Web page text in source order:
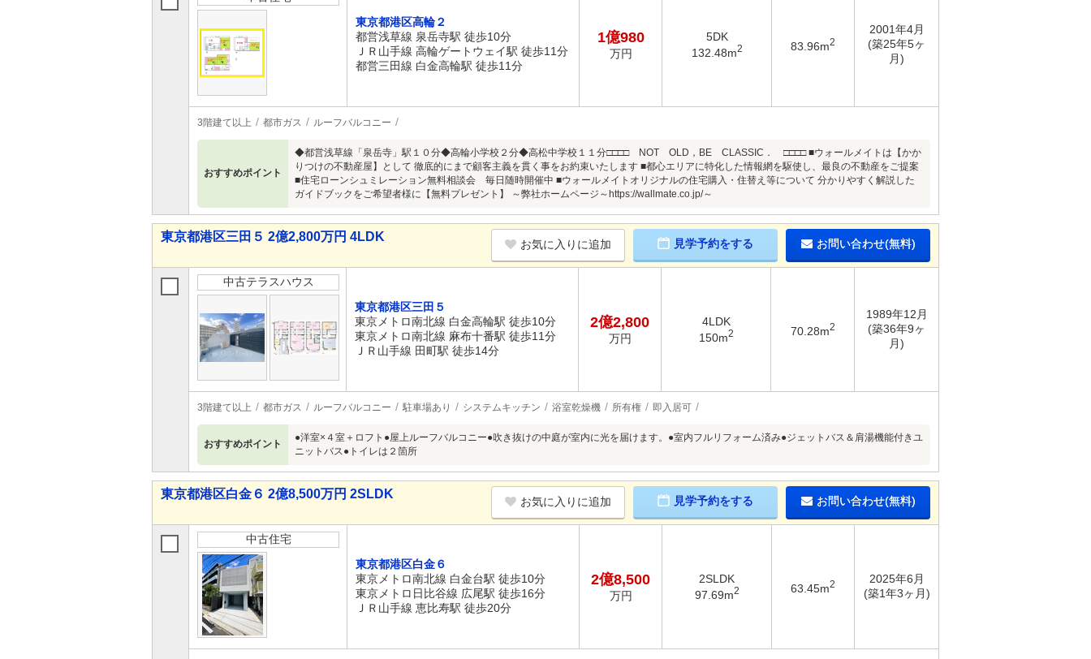
東京都港区高輪２
都営浅草線 泉岳寺駅 徒歩10分
ＪＲ山手線 高輪ゲートウェイ駅 徒歩11分
都営三田線 白金高輪駅 徒歩11分
1億980
万円
5DK
132.48m2 83.96m2
2001年4月
(築25年5ヶ
月)
3階建て以上 都市ガス ルーフバルコニー
おすすめポイント
◆都営浅草線「泉岳寺」駅１０分◆高輪小学校２分◆高松中学校１１分□□□□ NOT OLD，BE CLASSIC． □□□□ ■ウォールメイトは【かか
りつけの不動産屋】として 徹底的にまで顧客主義を貫く事をお約束いたします ■都心エリアに特化した情報網を駆使し、最良の不動産をご提案
■住宅ローンシュミレーション無料相談会 毎日随時開催中 ■ウォールメイトオリジナルの住宅購入・住替え等について 分かりやすく解説した
ガイドブックをご希望者様に【無料プレゼント】 ～弊社ホームページ～https://wallmate.co.jp/～
東京都港区三田５ 2億2,800万円 4LDK
お気に入りに追加 見学予約をする お問い合わせ(無料)
中古テラスハウス
東京都港区三田５
東京メトロ南北線 白金高輪駅 徒歩10分
東京メトロ南北線 麻布十番駅 徒歩11分
ＪＲ山手線 田町駅 徒歩14分
2億2,800
万円
4LDK
150m2 70.28m2
1989年12月
(築36年9ヶ
月)
3階建て以上 都市ガス ルーフバルコニー 駐車場あり システムキッチン 浴室乾燥機 所有権 即入居可
おすすめポイント
●洋室×４室＋ロフト●屋上ルーフバルコニー●吹き抜けの中庭が室内に光を届けます。●室内フルリフォーム済み●ジェットバス＆肩湯機能付きユ
ニットバス●トイレは２箇所
東京都港区白金６ 2億8,500万円 2SLDK
お気に入りに追加 見学予約をする お問い合わせ(無料)
中古住宅
東京都港区白金６
東京メトロ南北線 白金台駅 徒歩10分
東京メトロ日比谷線 広尾駅 徒歩16分
ＪＲ山手線 恵比寿駅 徒歩20分
2億8,500
万円
2SLDK
97.69m2 63.45m2
2025年6月
(築1年3ヶ月)